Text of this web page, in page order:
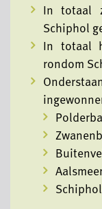
In totaal
Schiphol
In totaal
rondom